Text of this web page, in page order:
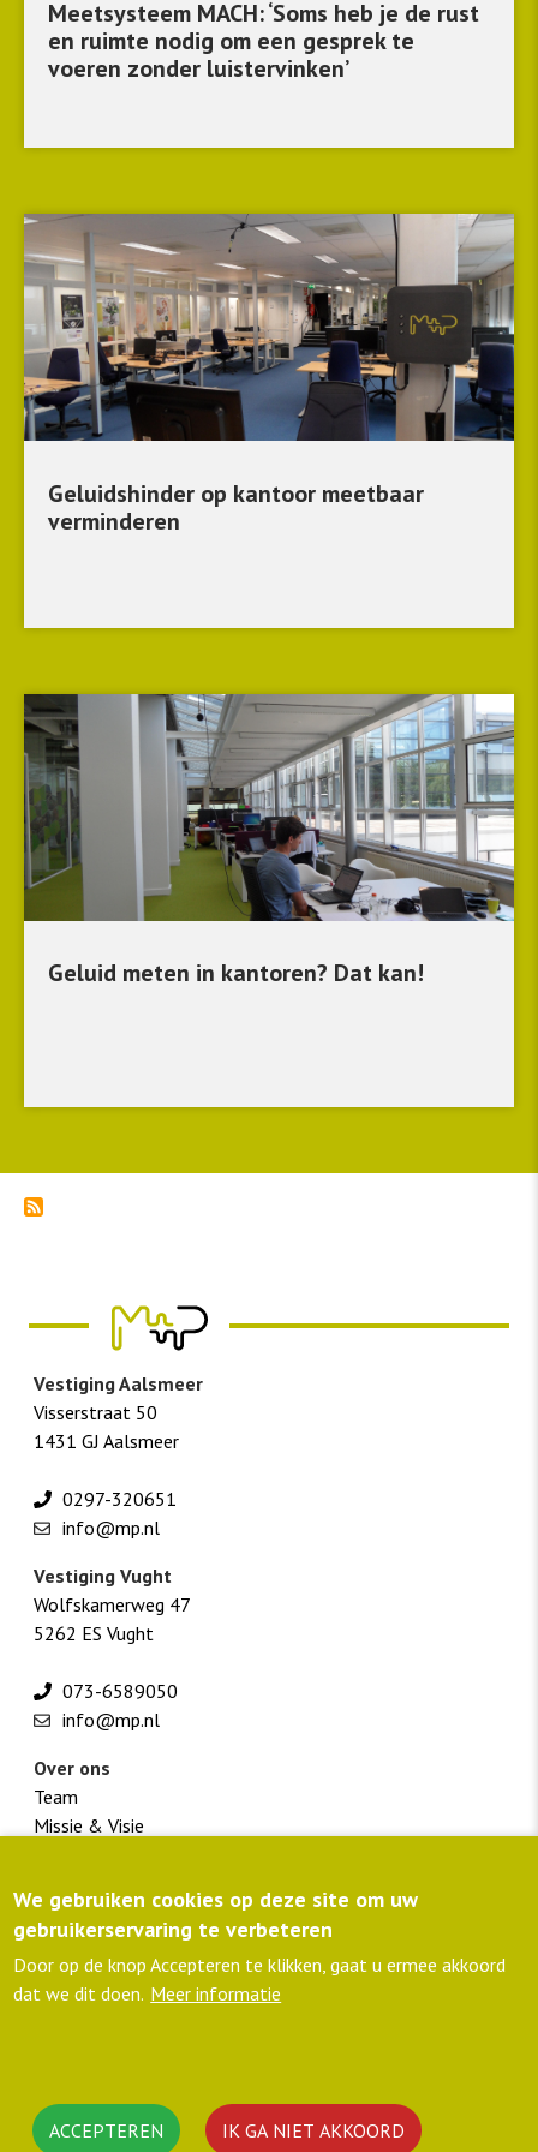
Meetsysteem MACH: ‘Soms heb je de rust
en ruimte nodig om een gesprek te
voeren zonder luistervinken’
Geluidshinder op kantoor meetbaar
verminderen
Geluid meten in kantoren? Dat kan!
Vestiging Aalsmeer
Visserstraat 50
1431 GJ Aalsmeer
0297-320651
info@mp.nl
Vestiging Vught
Wolfskamerweg 47
5262 ES Vught
073-6589050
info@mp.nl
Over ons
Team
Missie & Visie
Footer
menu
colofon
Klantportaal
Routebeschrijving
Privacyverklaring
lid NLingenieurs
Linkedin
We gebruiken cookies op deze site om uw
gebruikerservaring te verbeteren
Door op de knop Accepteren te klikken, gaat u ermee akkoord
dat we dit doen. Meer informatie
ACCEPTEREN IK GA NIET AKKOORD